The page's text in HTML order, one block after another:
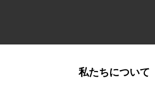
私たちについて